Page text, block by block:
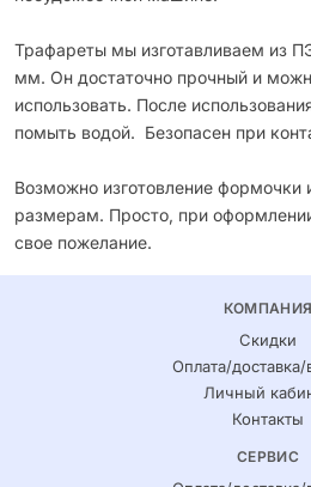
Трафареты мы изготавливаем из
мм. Он достаточно прочный и
использовать. После
помыть водой. Безопасен при
Возможно изготовление
размерам. Просто, при
свое пожелание.
КОМПАНИЯ
Скидки
Оплата/доставка/
Личный
Контакты
СЕРВИС